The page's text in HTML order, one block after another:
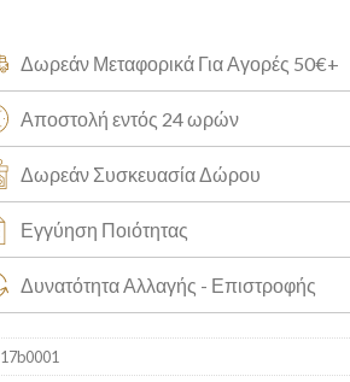
Δωρεάν Μεταφορικά Για Αγορές 50€+
Αποστολή εντός 24 ωρών
Δωρεάν Συσκευασία Δώρου
Εγγύηση Ποιότητας
Δυνατότητα Αλλαγής - Επιστροφής
17b0001